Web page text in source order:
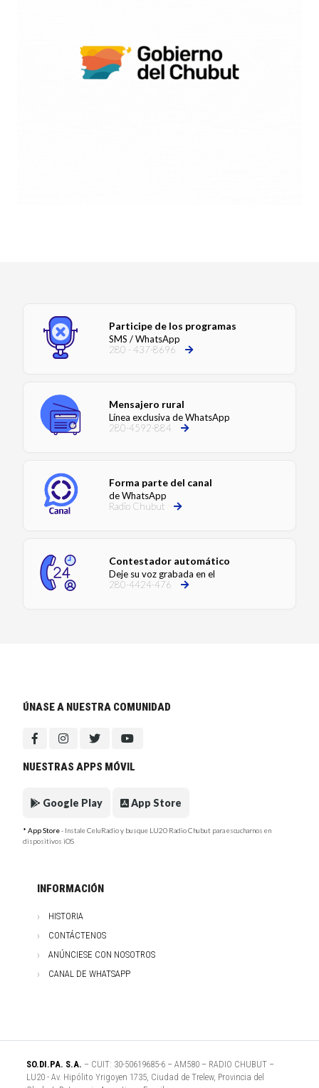
Participe de los programas
SMS / WhatsApp
280 - 437-8696
Mensajero rural
Línea exclusiva de WhatsApp
280-4592-884
Forma parte del canal
de WhatsApp
Radio Chubut
Contestador automático
Deje su voz grabada en el
280-4424-476
ÚNASE A NUESTRA COMUNIDAD
NUESTRAS APPS MÓVIL
Google Play App Store
* App Store- Instale CeluRadio y busque LU20 Radio Chubut para escucharnos en
dispositivos iOS
INFORMACIÓN
HISTORIA
CONTÁCTENOS
ANÚNCIESE CON NOSOTROS
CANAL DE WHATSAPP
SO.DI.PA. S.A. – CUIT: 30-50619685-6 – AM580 – RADIO CHUBUT –
LU20 - Av. Hipólito Yrigoyen 1735, Ciudad de Trelew, Provincia del